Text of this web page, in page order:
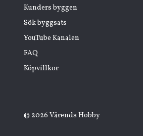
Kunders byggen
Sök byggsats
YouTube Kanalen
FAQ
Köpvillkor
© 2026 Värends Hobby